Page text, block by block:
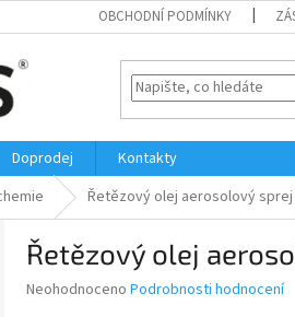
OBCHODNÍ PODMÍNKY
Doprodej
Kontakty
Řetězový olej aerosolový sprej
Řetězový olej
Průměrné
Neohodnoceno Podrobnosti hodnocení